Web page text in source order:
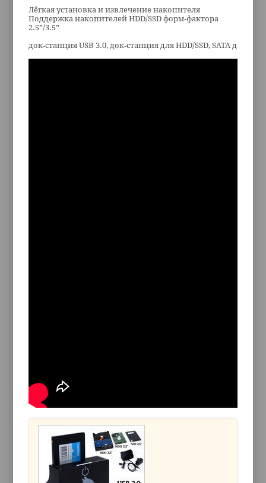
Лёгкая установка и извлечение накопителя
Поддержка накопителей HDD/SSD форм-фактора
2.5”/3.5”
док‑станция USB 3.0, док‑станция для HDD/SSD, SATA